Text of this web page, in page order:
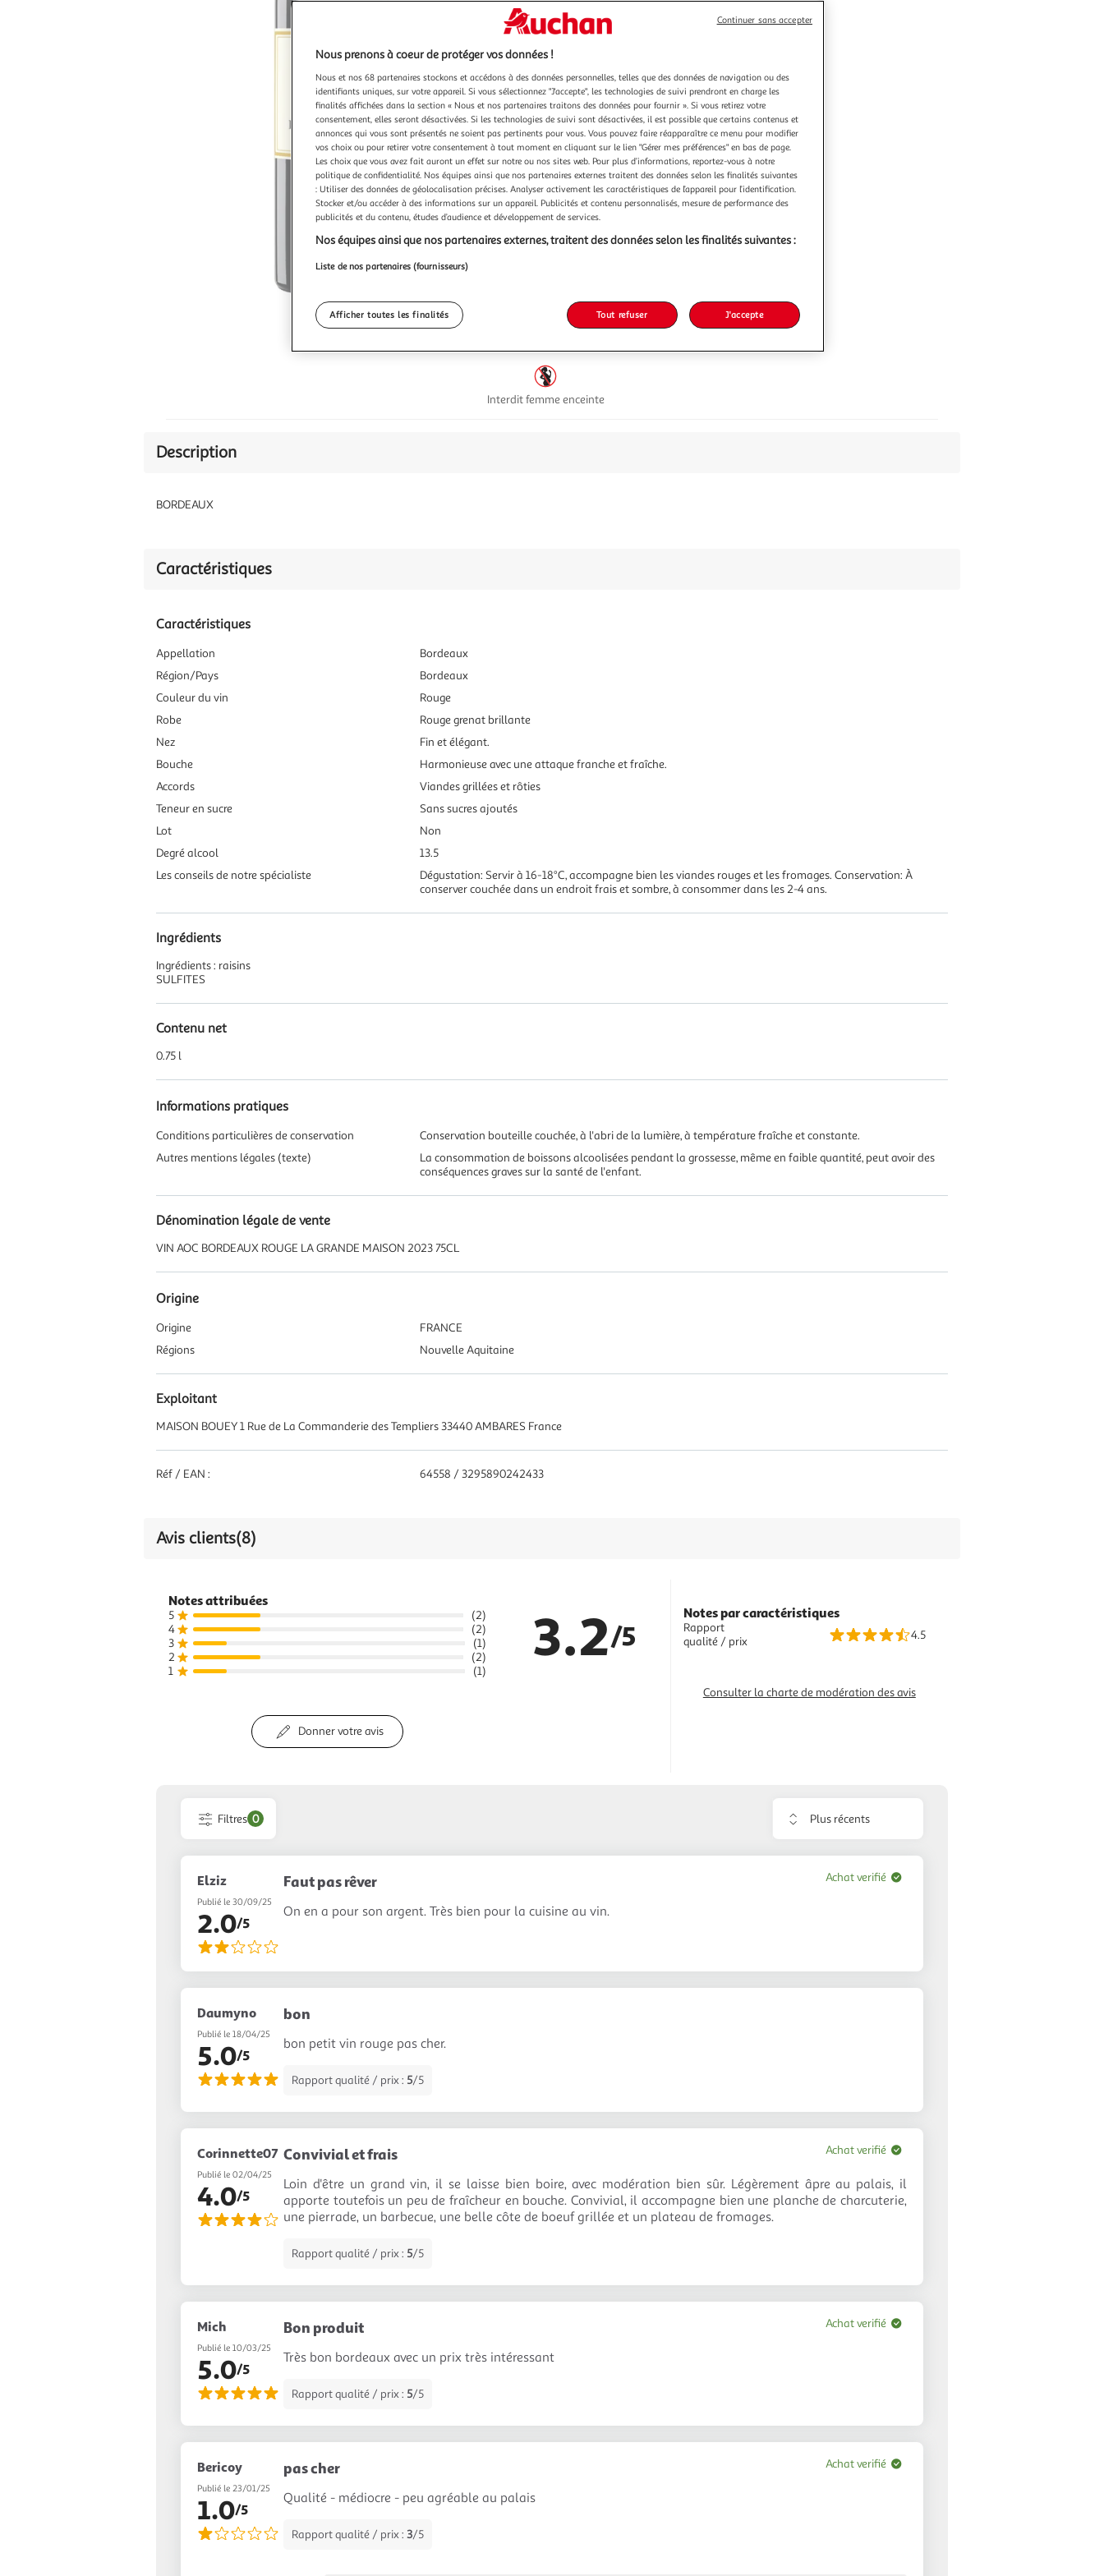
Interdit femme enceinte
Description
BORDEAUX
Caractéristiques
Caractéristiques
Appellation
Bordeaux
Région/Pays
Bordeaux
Couleur du vin
Rouge
Robe
Rouge grenat brillante
Nez
Fin et élégant.
Bouche
Harmonieuse avec une attaque franche et fraîche.
Accords
Viandes grillées et rôties
Teneur en sucre
Sans sucres ajoutés
Lot
Non
Degré alcool
13.5
Les conseils de notre spécialiste
Dégustation: Servir à 16-18°C, accompagne bien les viandes rouges et les fromages. Conservation: À
conserver couchée dans un endroit frais et sombre, à consommer dans les 2-4 ans.
Ingrédients
Ingrédients : raisins
SULFITES
Contenu net
0.75 l
Informations pratiques
Conditions particulières de conservation
Conservation bouteille couchée, à l'abri de la lumière, à température fraîche et constante.
Autres mentions légales (texte)
La consommation de boissons alcoolisées pendant la grossesse, même en faible quantité, peut avoir des
conséquences graves sur la santé de l'enfant.
Dénomination légale de vente
VIN AOC BORDEAUX ROUGE LA GRANDE MAISON 2023 75CL
Origine
Origine
FRANCE
Régions
Nouvelle Aquitaine
Exploitant
MAISON BOUEY 1 Rue de La Commanderie des Templiers 33440 AMBARES France
Réf / EAN : 64558 / 3295890242433
Avis clients(8)
Notes attribuées
5
(2)
4
(2)
3
(1)
2
(2)
1
(1)
3.2/5
Donner votre avis
Notes par caractéristiques
Rapport
qualité / prix
4.5
Consulter la charte de modération des avis
Filtres 0
Trier
avis
Elziz
Publié le 30/09/25
2.0/5
Faut pas rêver
On en a pour son argent. Très bien pour la cuisine au vin.
Achat verifié
Daumyno
Publié le 18/04/25
5.0/5
bon
bon petit vin rouge pas cher.
Rapport qualité / prix : 5/5
Corinnette07
Publié le 02/04/25
4.0/5
Convivial et frais
Loin d'être un grand vin, il se laisse bien boire, avec modération bien sûr. Légèrement âpre au palais, il
apporte toutefois un peu de fraîcheur en bouche. Convivial, il accompagne bien une planche de charcuterie,
une pierrade, un barbecue, une belle côte de boeuf grillée et un plateau de fromages.
Rapport qualité / prix : 5/5
Achat verifié
Mich
Publié le 10/03/25
5.0/5
Bon produit
Très bon bordeaux avec un prix très intéressant
Rapport qualité / prix : 5/5
Achat verifié
Bericoy
Publié le 23/01/25
1.0/5
pas cher
Qualité - médiocre - peu agréable au palais
Rapport qualité / prix : 3/5
Achat verifié
Nous prenons à coeur de protéger vos données !
Nous et nos 68 partenaires stockons et accédons à des données personnelles, telles que des données de navigation ou des
identifiants uniques, sur votre appareil. Si vous sélectionnez "J'accepte", les technologies de suivi prendront en charge les
finalités affichées dans la section « Nous et nos partenaires traitons des données pour fournir ». Si vous retirez votre
consentement, elles seront désactivées. Si les technologies de suivi sont désactivées, il est possible que certains contenus et
annonces qui vous sont présentés ne soient pas pertinents pour vous. Vous pouvez faire réapparaître ce menu pour modifier
vos choix ou pour retirer votre consentement à tout moment en cliquant sur le lien "Gérer mes préférences" en bas de page.
Les choix que vous avez fait auront un effet sur notre ou nos sites web. Pour plus d’informations, reportez-vous à notre
politique de confidentialité. Nos équipes ainsi que nos partenaires externes traitent des données selon les finalités suivantes
: Utiliser des données de géolocalisation précises. Analyser activement les caractéristiques de l’appareil pour l’identification.
Stocker et/ou accéder à des informations sur un appareil. Publicités et contenu personnalisés, mesure de performance des
publicités et du contenu, études d’audience et développement de services.
Nos équipes ainsi que nos partenaires externes, traitent des données selon les finalités suivantes :
Liste de nos partenaires (fournisseurs)
Afficher toutes les finalités Tout refuser J'accepte
Continuer sans accepter